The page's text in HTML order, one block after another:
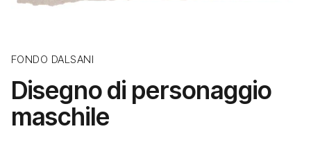
FONDO DALSANI
Disegno di personaggio
maschile